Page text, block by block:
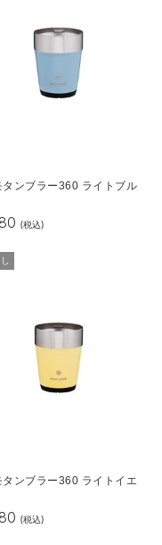
タンブラー360 ライトブル
(税込)
タンブラー360 ライトイエ
(税込)